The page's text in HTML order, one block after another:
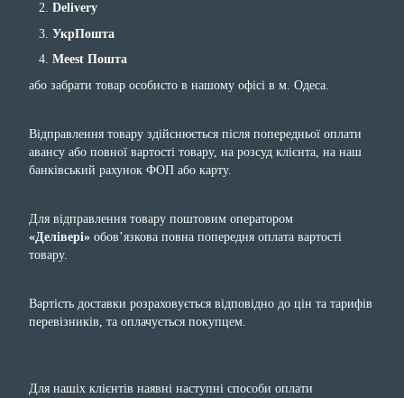
Delivery
УкрПошта
Meest Пошта
або забрати товар особисто в нашому офісі в м. Одеса.
Відправлення товару здійснюється після попередньої оплати
авансу або повної вартості товару, на розсуд клієнта, на наш
банківський рахунок ФОП або карту.
Для відправлення товару поштовим оператором
«Делівері» обов’язкова повна попередня оплата вартості
товару.
Вартість доставки розраховується відповідно до цін та тарифів
перевізників, та оплачується покупцем.
Для нашіх клієнтів наявні наступні способи оплати